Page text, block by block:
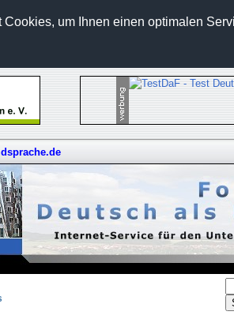
um Ihnen einen optimalen